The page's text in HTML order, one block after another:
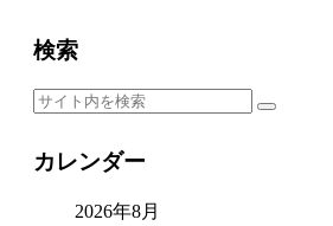
検索
カレンダー
2026年8月